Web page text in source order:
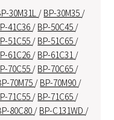
30M31L / BP-30M35 /
41C36 / BP-50C45 /
51C55 / BP-51C65 /
61C26 / BP-61C31 /
70C55 / BP-70C65 /
70M75 / BP-70M90 /
71C55 / BP-71C65 /
80C80 / BP-C131WD /